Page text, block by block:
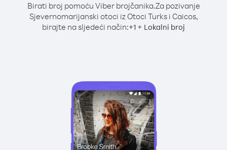
Birati broj pomoću Viber brojčanika.Za pozivanje
Sjevernomarijanski otoci iz Otoci Turks i Caicos,
birajte na sljedeći način:+1 + Lokalni broj